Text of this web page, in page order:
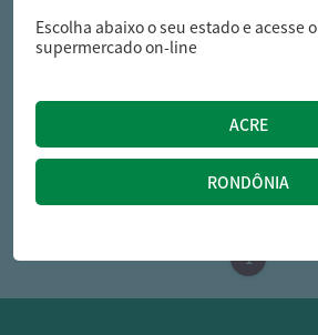
seara
Pizza Seara Quatro Queijos
27,69
Escolha abaixo o seu estado e acesse o
supermercado on-line